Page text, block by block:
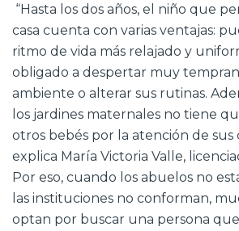
“Hasta los dos años, el niño que
casa cuenta con varias ventajas:
ritmo de vida más relajado y
obligado a despertar muy
ambiente o alterar sus rutinas.
los jardines maternales no tiene
otros bebés por la atención de sus
explica María Victoria Valle,
Por eso, cuando los abuelos no
las instituciones no conforman,
optan por buscar una persona que